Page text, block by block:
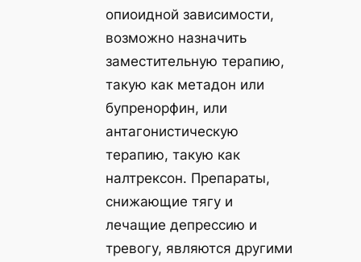
опиоидной зависимости,
возможно назначить
заместительную терапию,
такую как метадон или
бупренорфин, или
антагонистическую
терапию, такую как
налтрексон. Препараты,
снижающие тягу и
лечащие депрессию и
тревогу, являются другими